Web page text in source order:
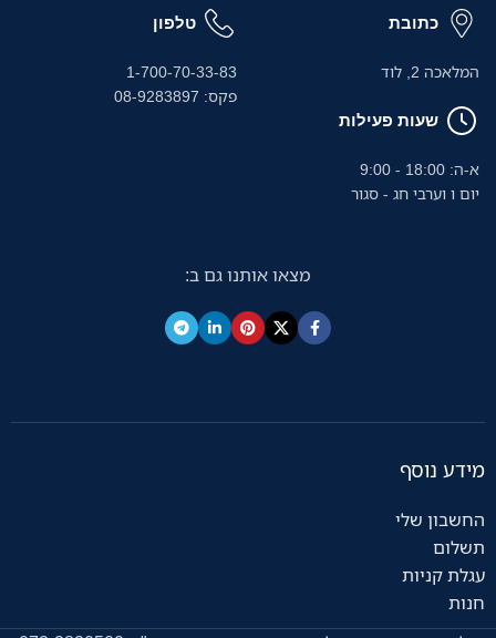
כתובת
המלאכה 2, לוד
שעות פעילות
א-ה: 18:00 - 9:00
יום ו וערבי חג - סגור
טלפון
1-700-70-33-83
פקס: 08-9283897
מצאו אותנו גם ב:
מידע נוסף
החשבון שלי
תשלום
עגלת קניות
חנות